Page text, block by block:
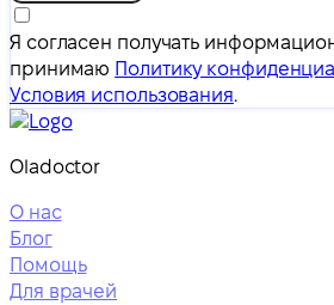
Я согласен получать
принимаю Политику
Условия использования.
Oladoctor
О нас
Блог
Помощь
Для врачей